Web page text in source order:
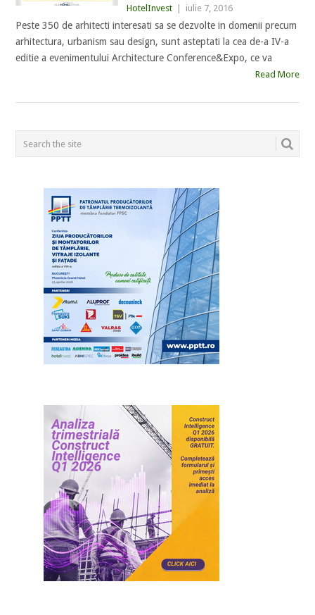
HotelInvest iulie 7, 2016
Peste 350 de arhitecti interesati sa se dezvolte in domenii precum
arhitectura, urbanism sau design, sunt asteptati la cea de-a IV-a
editie a evenimentului Architecture Conference&Expo, ce va
Read More
POSTS
NAVIGATION